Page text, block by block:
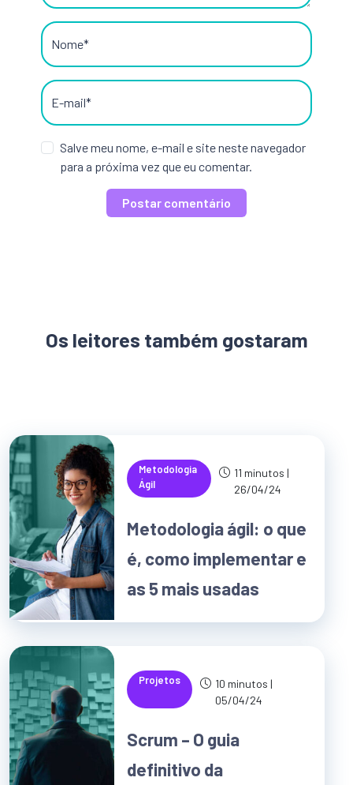
Nome*
E-mail*
Salve meu nome, e-mail e site neste navegador
para a próxima vez que eu comentar.
Os leitores também gostaram
Metodologia
Ágil
11 minutos |
26/04/24
Metodologia ágil: o que
é, como implementar e
as 5 mais usadas
Projetos
10 minutos |
05/04/24
Scrum – O guia
definitivo da